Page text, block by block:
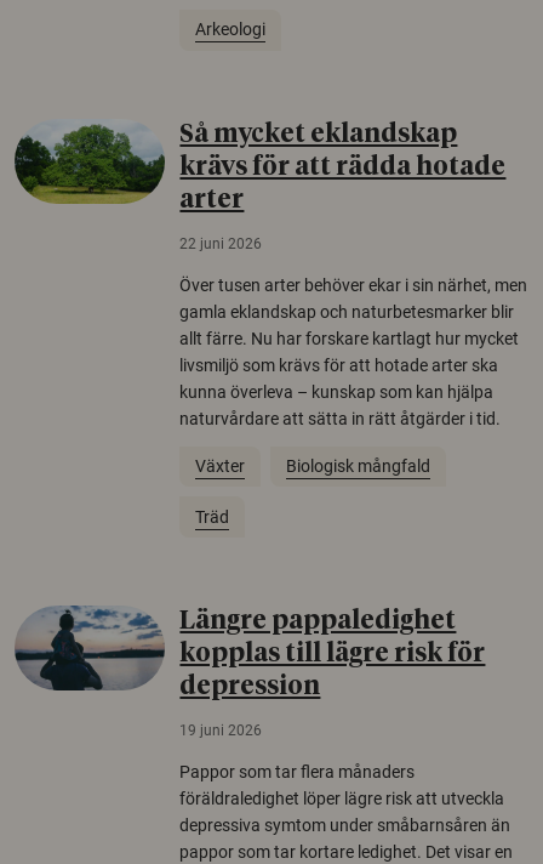
Arkeologi
Så mycket eklandskap
krävs för att rädda hotade
arter
22 juni 2026
Över tusen arter behöver ekar i sin närhet, men
gamla eklandskap och naturbetesmarker blir
allt färre. Nu har forskare kartlagt hur mycket
livsmiljö som krävs för att hotade arter ska
kunna överleva – kunskap som kan hjälpa
naturvårdare att sätta in rätt åtgärder i tid.
Växter Biologisk mångfald
Träd
Längre pappaledighet
kopplas till lägre risk för
depression
19 juni 2026
Pappor som tar flera månaders
föräldraledighet löper lägre risk att utveckla
depressiva symtom under småbarnsåren än
pappor som tar kortare ledighet. Det visar en